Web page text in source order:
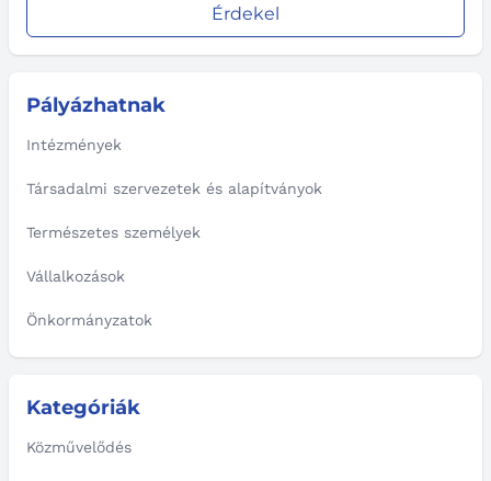
Érdekel
Pályázhatnak
Intézmények
Társadalmi szervezetek és alapítványok
Természetes személyek
Vállalkozások
Önkormányzatok
Kategóriák
Közművelődés